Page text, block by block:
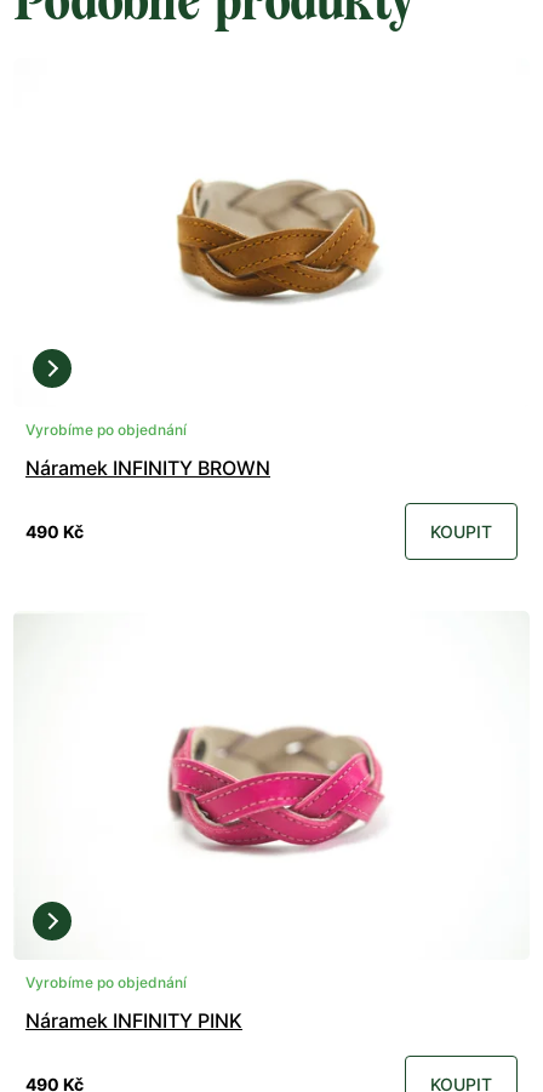
Vyrobíme po objednání
Náramek INFINITY BROWN
490 Kč KOUPIT
Vyrobíme po objednání
Náramek INFINITY PINK
490 Kč KOUPIT